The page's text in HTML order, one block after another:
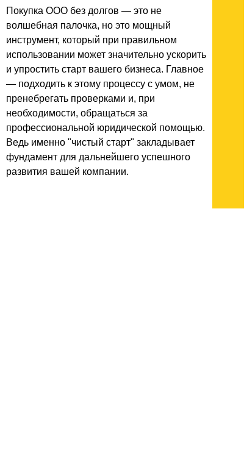
Покупка ООО без долгов — это не
волшебная палочка, но это мощный
инструмент, который при правильном
использовании может значительно ускорить
и упростить старт вашего бизнеса. Главное
— подходить к этому процессу с умом, не
пренебрегать проверками и, при
необходимости, обращаться за
профессиональной юридической помощью.
Ведь именно "чистый старт" закладывает
фундамент для дальнейшего успешного
развития вашей компании.